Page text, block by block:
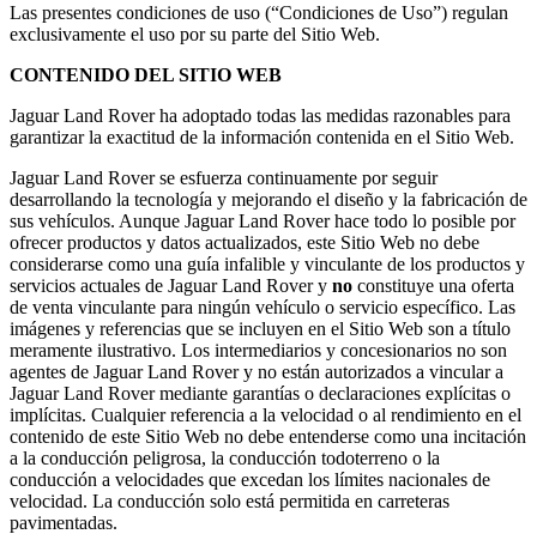
Las presentes condiciones de uso (“Condiciones de Uso”) regulan
exclusivamente el uso por su parte del Sitio Web.
CONTENIDO DEL SITIO WEB
Jaguar Land Rover ha adoptado todas las medidas razonables para
garantizar la exactitud de la información contenida en el Sitio Web.
Jaguar Land Rover se esfuerza continuamente por seguir
desarrollando la tecnología y mejorando el diseño y la fabricación de
sus vehículos. Aunque Jaguar Land Rover hace todo lo posible por
ofrecer productos y datos actualizados, este Sitio Web no debe
considerarse como una guía infalible y vinculante de los productos y
servicios actuales de Jaguar Land Rover y no constituye una oferta
de venta vinculante para ningún vehículo o servicio específico. Las
imágenes y referencias que se incluyen en el Sitio Web son a título
meramente ilustrativo. Los intermediarios y concesionarios no son
agentes de Jaguar Land Rover y no están autorizados a vincular a
Jaguar Land Rover mediante garantías o declaraciones explícitas o
implícitas. Cualquier referencia a la velocidad o al rendimiento en el
contenido de este Sitio Web no debe entenderse como una incitación
a la conducción peligrosa, la conducción todoterreno o la
conducción a velocidades que excedan los límites nacionales de
velocidad. La conducción solo está permitida en carreteras
pavimentadas.